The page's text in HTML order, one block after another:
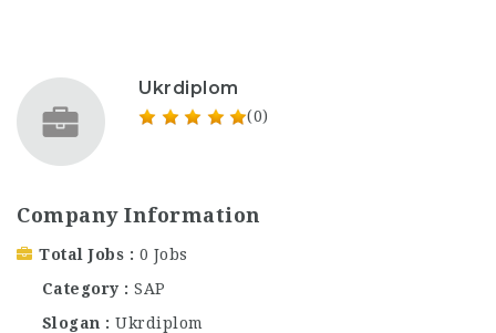
Ukrdiplom
(0)
Company Information
Total Jobs
0 Jobs
Category
SAP
Slogan
Ukrdiplom